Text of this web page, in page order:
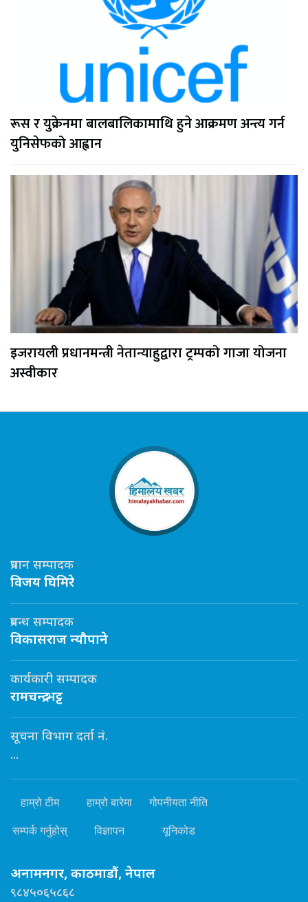
रूस र युक्रेनमा बालबालिकामाथि हुने आक्रमण अन्त्य गर्न
युनिसेफको आह्वान
इजरायली प्रधानमन्त्री नेतान्याहुद्वारा ट्रम्पको गाजा योजना
अस्वीकार
प्रधान सम्पादक
विजय घिमिरे
प्रबन्ध सम्पादक
विकासराज न्यौपाने
कार्यकारी सम्पादक
रामचन्द्र भट्ट
सूचना विभाग दर्ता नं.
...
हाम्रो टीम हाम्रो बारेमा गोपनीयता नीति
सम्पर्क गर्नुहोस् विज्ञापन यूनिकोड
अनामनगर, काठमाडौं, नेपाल
९८४५०६५८६८